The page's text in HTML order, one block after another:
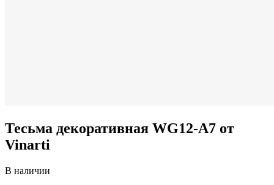
Тесьма декоративная WG12-A7 от
Vinarti
В наличии